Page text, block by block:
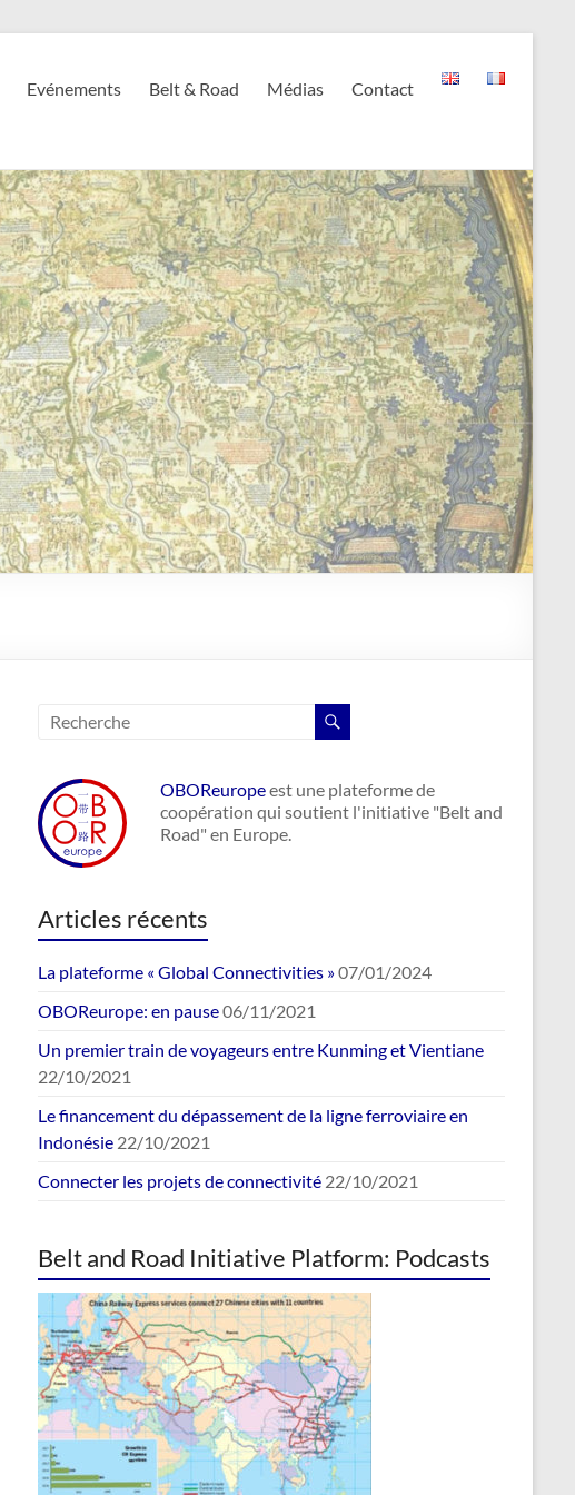
Evénements Belt & Road Médias Contact
OBOReuropeest une plateforme de
coopération qui soutient l'initiative "Belt and
Road" en Europe.
Articles récents
La plateforme « Global Connectivities »07/01/2024
OBOReurope: en pause06/11/2021
Un premier train de voyageurs entre Kunming et Vientiane
22/10/2021
Le financement du dépassement de la ligne ferroviaire en
Indonésie 22/10/2021
Connecter les projets de connectivité 22/10/2021
Belt and Road Initiative Platform: Podcasts